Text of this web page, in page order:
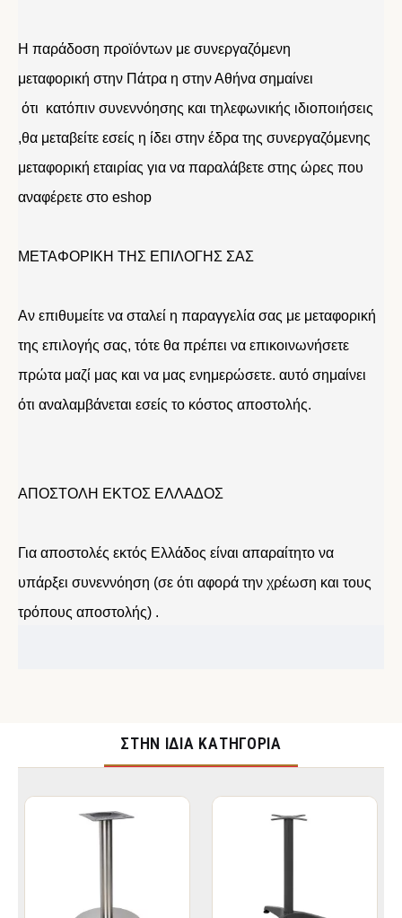
Η παράδοση προϊόντων με συνεργαζόμενη
μεταφορική στην Πάτρα η στην Αθήνα σημαίνει
ότι κατόπιν συνεννόησης και τηλεφωνικής ιδιοποιήσεις
,θα μεταβείτε εσείς η ίδει στην έδρα της συνεργαζόμενης
μεταφορική εταιρίας για να παραλάβετε στης ώρες που
αναφέρετε στο eshop
ΜΕΤΑΦΟΡΙΚΗ ΤΗΣ ΕΠΙΛΟΓΗΣ ΣΑΣ
Αν επιθυμείτε να σταλεί η παραγγελία σας με μεταφορική
της επιλογής σας, τότε θα πρέπει να επικοινωνήσετε
πρώτα μαζί μας και να μας ενημερώσετε. αυτό σημαίνει
ότι αναλαμβάνεται εσείς το κόστος αποστολής.
ΑΠΟΣΤΟΛΗ ΕΚΤΟΣ ΕΛΛΑΔΟΣ
Για αποστολές εκτός Ελλάδος είναι απαραίτητο να
υπάρξει συνεννόηση (σε ότι αφορά την χρέωση και τους
τρόπους αποστολής) .
ΣΤΉΝ ΊΔΙΑ ΚΑΤΗΓΟΡΊΑ